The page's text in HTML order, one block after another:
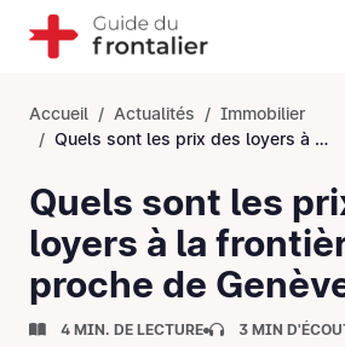
Accueil Actualités
Immobilier
Quels sont les prix des loyers à la frontière suisse proche de Genève ?
Quels sont les
loyers à la
proche de
4 MIN. DE LECTURE 3 MIN